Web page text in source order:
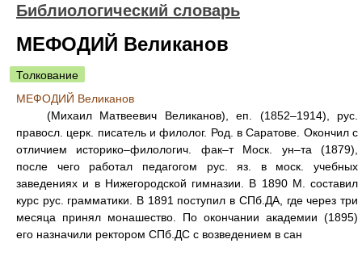
Библиологический словарь
МЕФОДИЙ Великанов
Толкование
МЕФОДИЙ Великанов
(Михаил Матвеевич Великанов), еп. (1852–1914), рус.
правосл. церк. писатель и филолог. Род. в Саратове. Окончил с
отличием историко–филологич. фак–т Моск. ун–та (1879),
после чего работал педагогом рус. яз. в моск. учебных
заведениях и в Нижегородской гимназии. В 1890 М. составил
курс рус. грамматики. В 1891 поступил в СПб.ДА, где через три
месяца принял монашество. По окончании академии (1895)
его назначили ректором СПб.ДС с возведением в сан